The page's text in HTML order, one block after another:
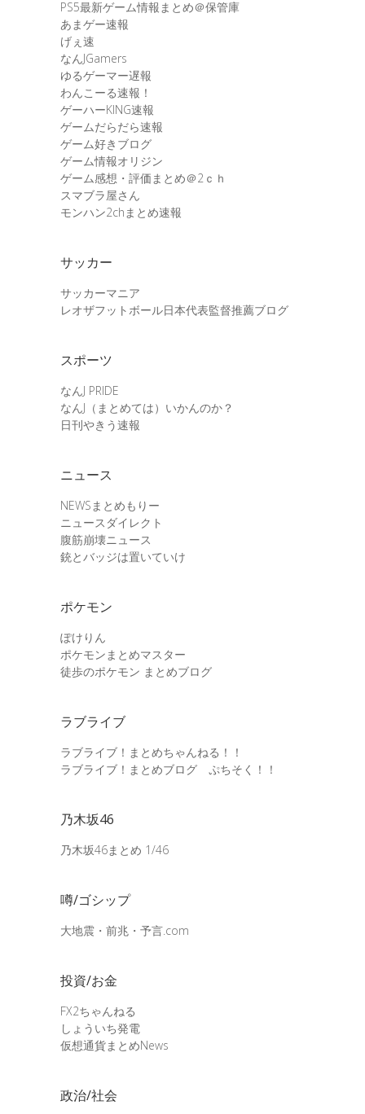
PS5最新ゲーム情報まとめ＠保管庫
あまゲー速報
げぇ速
なんJGamers
ゆるゲーマー遅報
わんこーる速報！
ゲーハーKING速報
ゲームだらだら速報
ゲーム好きブログ
ゲーム情報オリジン
ゲーム感想・評価まとめ＠2ｃｈ
スマブラ屋さん
モンハン2chまとめ速報
サッカー
サッカーマニア
レオザフットボール日本代表監督推薦ブログ
スポーツ
なんJ PRIDE
なんJ（まとめては）いかんのか？
日刊やきう速報
ニュース
NEWSまとめもりー
ニュースダイレクト
腹筋崩壊ニュース
銃とバッジは置いていけ
ポケモン
ぽけりん
ポケモンまとめマスター
徒歩のポケモン まとめブログ
ラブライブ
ラブライブ！まとめちゃんねる！！
ラブライブ！まとめブログ ぷちそく！！
乃木坂46
乃木坂46まとめ 1/46
噂/ゴシップ
大地震・前兆・予言.com
投資/お金
FX2ちゃんねる
しょういち発電
仮想通貨まとめNews
政治/社会